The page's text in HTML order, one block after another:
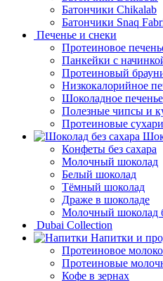
Батончики Chikalab
Батончики Snaq
Печенье и снеки
Протеиновое
Панкейки с
Протеиновый
Низкокалорийное
Шоколадное печенье
Полезные чипсы и
Протеиновые
Конфеты без сахара
Молочный шоколад
Белый шоколад
Тёмный шоколад
Драже в шоколаде
Молочный шоколад
Dubai Collection
Напитки и
Протеиновое молоко
Протеиновые
Кофе в зернах